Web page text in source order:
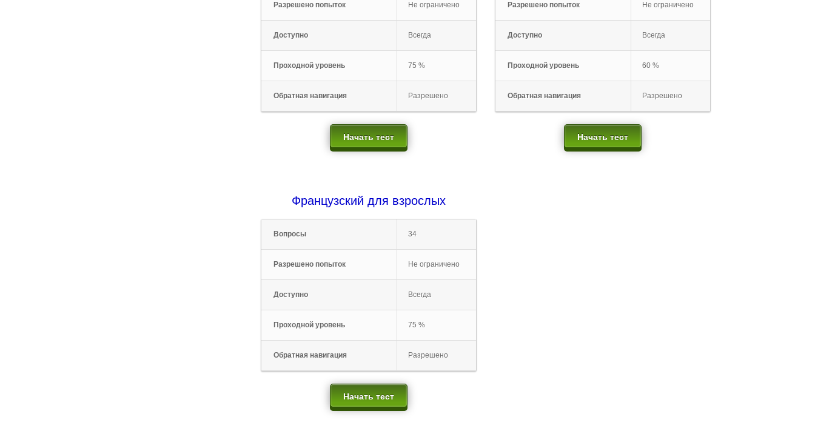
Разрешено попыток Не ограничено
Доступно Всегда
Проходной уровень 75 %
Обратная навигация Разрешено
Разрешено попыток Не ограничено
Доступно Всегда
Проходной уровень 60 %
Обратная навигация Разрешено
Французский для взрослых
Вопросы 34
Разрешено попыток Не ограничено
Доступно Всегда
Проходной уровень 75 %
Обратная навигация Разрешено